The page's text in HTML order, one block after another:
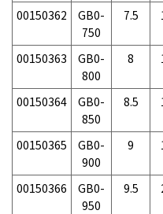
00150362
GB0-
750
7.5
00150363
GB0-
800
8
00150364
GB0-
850
8.5
00150365
GB0-
900
9
00150366
GB0-
950
9.5